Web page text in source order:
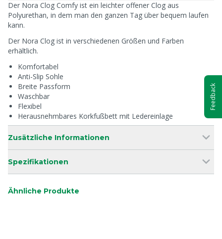
Der Nora Clog Comfy ist ein leichter offener Clog aus
Polyurethan, in dem man den ganzen Tag über bequem laufen
kann.
Der Nora Clog ist in verschiedenen Größen und Farben
erhältlich.
Komfortabel
Anti-Slip Sohle
Breite Passform
Waschbar
Flexibel
Herausnehmbares Korkfußbett mit Ledereinlage
Zusätzliche Informationen
Spezifikationen
Ähnliche Produkte
Feedback